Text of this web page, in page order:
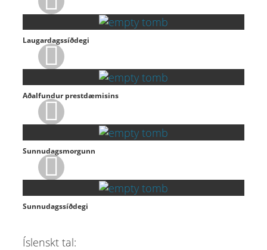
Laugardagssíðdegi
Aðalfundur prestdæmisins
Sunnudagsmorgunn
Sunnudagssíðdegi
Íslenskt tal: